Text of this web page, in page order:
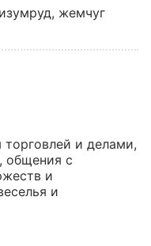
жемчуг
торговлей и делами,
общения с
и
и